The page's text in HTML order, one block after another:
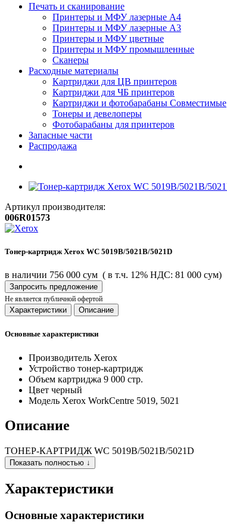
Печать и сканирование
Принтеры и МФУ лазерные А4
Принтеры и МФУ лазерные А3
Принтеры и МФУ цветные
Принтеры и МФУ промышленные
Сканеры
Расходные материалы
Картриджи для ЦВ принтеров
Картриджи для ЧБ принтеров
Картриджи и фотобарабаны Совместимые
Тонеры и девелоперы
Фотобарабаны для принтеров
Запасные части
Распродажа
Артикул производителя:
006R01573
Тонер-картридж Xerox WC 5019B/5021B/5021D
в наличии 756 000 сум ( в т.ч. 12% НДС: 81 000 сум)
Запросить предложение
Не является публичной офертой
Характеристики Описание
Основные характеристики
Производитель Xerox
Устройство тонер-картридж
Объем картриджа 9 000 стр.
Цвет черный
Модель Xerox WorkCentre 5019, 5021
Описание
ТОНЕР-КАРТРИДЖ WC 5019B/5021B/5021D
Показать полностью ↓
Характеристики
Основные характеристики